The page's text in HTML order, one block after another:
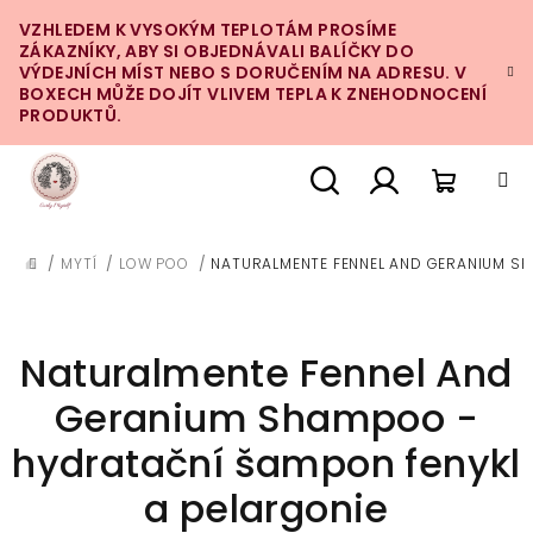
na
obsah
VZHLEDEM K VYSOKÝM TEPLOTÁM PROSÍME
ZÁKAZNÍKY, ABY SI OBJEDNÁVALI BALÍČKY DO
VÝDEJNÍCH MÍST NEBO S DORUČENÍM NA ADRESU. V
BOXECH MŮŽE DOJÍT VLIVEM TEPLA K ZNEHODNOCENÍ
PRODUKTŮ.
DOMŮ
/ MYTÍ / LOW POO / NATURALMENTE FENNEL AND GERANIUM
Naturalmente Fennel And
Geranium Shampoo -
hydratační šampon fenykl
a pelargonie